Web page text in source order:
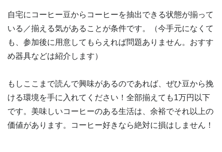
自宅にコーヒー豆からコーヒーを抽出できる状態が揃って
いる／揃える気があることが条件です。（今手元になくて
も、参加後に用意してもらえれば問題ありません。おすす
め器具などは紹介します）
もしここまで読んで興味があるのであれば、ぜひ豆から挽
ける環境を手に入れてください！全部揃えても1万円以下
です。美味しいコーヒーのある生活は、余裕でそれ以上の
価値があります。コーヒー好きなら絶対に損はしません！